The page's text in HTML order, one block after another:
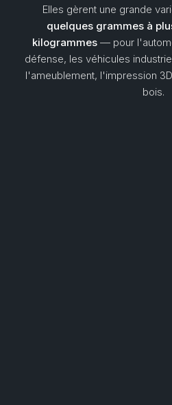
Elles gèrent une grande
quelques grammes à
kilogrammes — pour
défense, les véhicules
l'ameublement, l'impression
bois.